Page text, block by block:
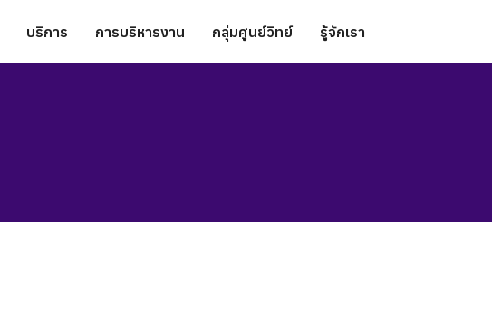
บริการ การบริหารงาน กลุ่มศูนย์วิทย์ รู้จักเรา